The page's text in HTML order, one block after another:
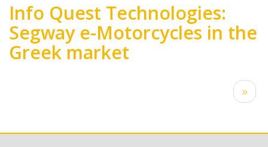
Info Quest Technologies:
Segway e-Motorcycles in the
Greek market
Next
page
››